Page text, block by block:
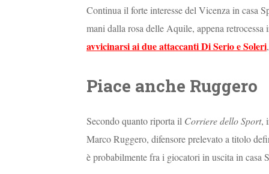
Continua il forte interesse del Vicenza in casa
mani dalla rosa delle Aquile, appena
avvicinarsi ai due attaccanti Di Serio e Soleri
Piace anche Ruggero
Secondo quanto riporta il Corriere dello Sport,
Marco Ruggero, difensore prelevato a titolo
è probabilmente fra i giocatori in uscita in casa